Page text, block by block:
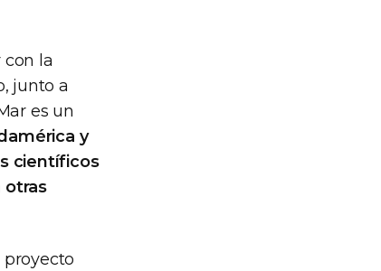
con la
junto a
es un
y
científicos
otras
proyecto